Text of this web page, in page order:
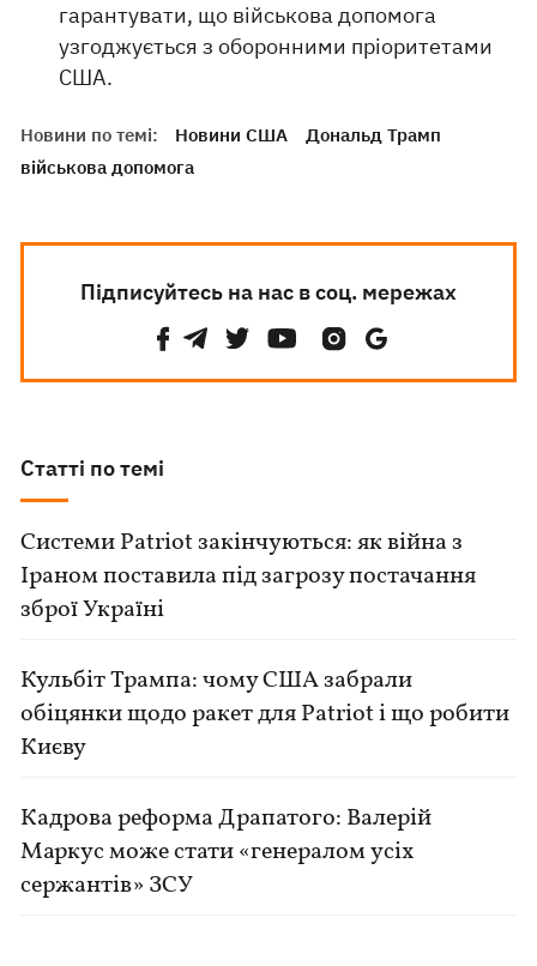
гарантувати, що військова допомога
узгоджується з оборонними пріоритетами
США.
Новини по темі: Новини США
Дональд Трамп
військова допомога
Підписуйтесь на нас в соц. мережах
Статті по темі
Системи Patriot закінчуються: як війна з
Іраном поставила під загрозу постачання
зброї Україні
Кульбіт Трампа: чому США забрали
обіцянки щодо ракет для Patriot і що робити
Києву
Кадрова реформа Драпатого: Валерій
Маркус може стати «генералом усіх
сержантів» ЗСУ